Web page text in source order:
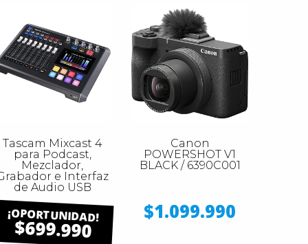
Tascam Mixcast 4
para Podcast,
Mezclador,
e Interfaz
de Audio USB
$699.990
Canon
POWERSHOT V1
BLACK / 6390C001
$1.099.990